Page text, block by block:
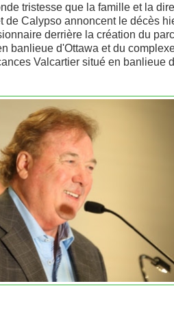
tristesse que la famille et la
de Calypso annoncent le décès
derrière la création du parc
banlieue d'Ottawa et du
Valcartier situé en banlieue